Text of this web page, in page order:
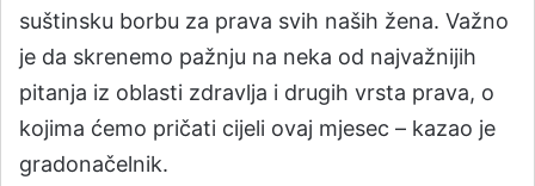
suštinsku borbu za prava svih naših žena. Važno
je da skrenemo pažnju na neka od najvažnijih
pitanja iz oblasti zdravlja i drugih vrsta prava, o
kojima ćemo pričati cijeli ovaj mjesec – kazao je
gradonačelnik.